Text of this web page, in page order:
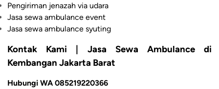
Pengiriman jenazah via udara
Jasa sewa ambulance event
Jasa sewa ambulance syuting
Kontak Kami | Jasa Sewa Ambulance di
Kembangan Jakarta Barat
Hubungi WA 085219220366